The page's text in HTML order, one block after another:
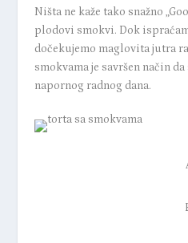
Ništa ne kaže tako snažno
plodovi smokvi. Dok
dočekujemo maglovita jutra
smokvama je savršen način
napornog radnog dana.